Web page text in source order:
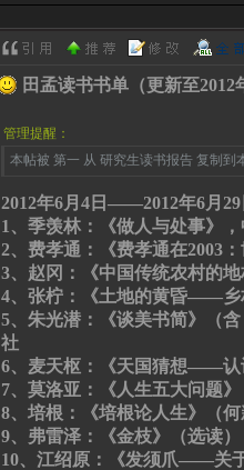
田孟读书书单（更新至2012
管理提醒：
本帖被 第一 从 研究生读书报告 复制到
2012年6月4日——2012年6月29
1、季羡林：《做人与处事》
2、费孝通：《费孝通在2003
3、赵冈：《中国传统农村的
4、张柠：《土地的黄昏——乡
5、朱光潜：《谈美书简》（
社
6、麦天枢：《天国猜想——认
7、莫洛亚：《人生五大问题
8、培根：《培根论人生》（
9、弗雷泽：《金枝》（选读）
10、江绍原：《发须爪——关